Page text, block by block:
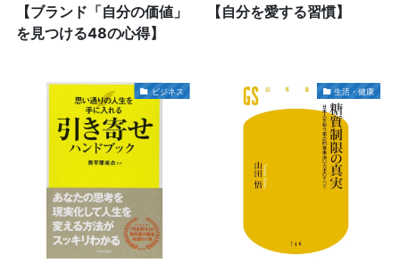
【ブランド「自分の価値」
を見つける48の心得】
【自分を愛する習慣】
ビジネス 生活・健康